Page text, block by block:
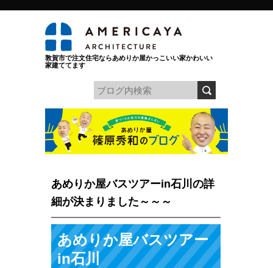
敦賀市で注文住宅ならあめりか屋かっこいい家かわいい
家建ててます
あめりか屋バスツアーin石川の詳
細が決まりました～～～
あめりか屋バスツアー
in石川